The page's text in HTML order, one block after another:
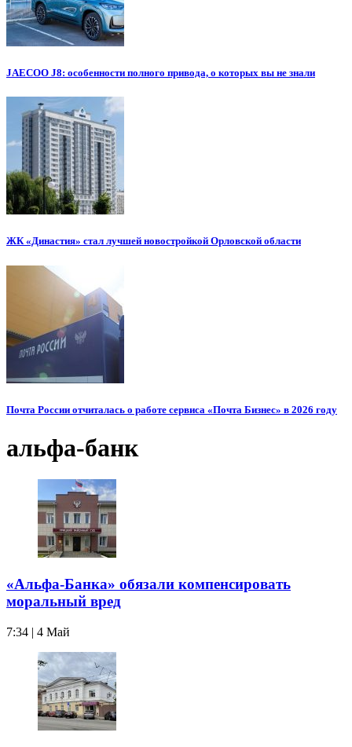
JAECOO J8: особенности полного привода, о которых вы не знали
ЖК «Династия» стал лучшей новостройкой Орловской области
Почта России отчиталась о работе сервиса «Почта Бизнес» в 2026 году
альфа-банк
«Альфа-Банка» обязали компенсировать
моральный вред
7:34 | 4 Май